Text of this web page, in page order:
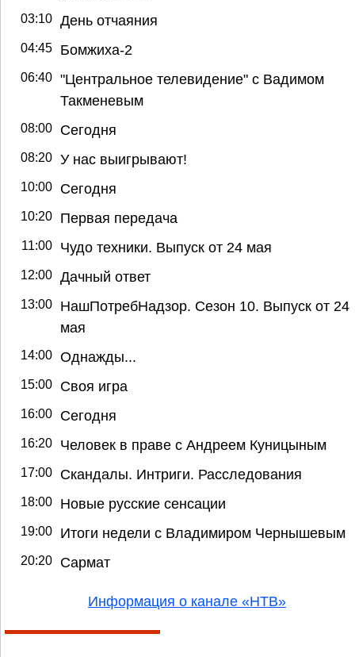
03:10 День отчаяния
04:45 Бомжиха-2
06:40 "Центральное телевидение" с Вадимом
Такменевым
08:00 Сегодня
08:20 У нас выигрывают!
10:00 Сегодня
10:20 Первая передача
11:00 Чудо техники. Выпуск от 24 мая
12:00 Дачный ответ
13:00
НашПотребНадзор. Сезон 10. Выпуск от 24
мая
14:00 Однажды...
15:00 Своя игра
16:00 Сегодня
16:20 Человек в праве с Андреем Куницыным
17:00 Скандалы. Интриги. Расследования
18:00 Новые русские сенсации
19:00 Итоги недели с Владимиром Чернышевым
20:20 Сармат
Информация о канале «НТВ»